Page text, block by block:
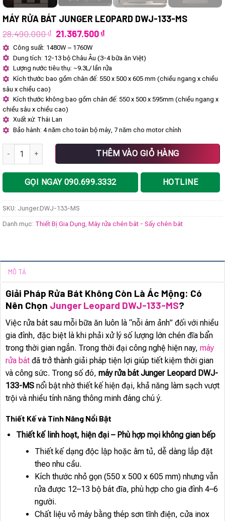
MÁY RỬA BÁT JUNGER LEOPARD DWJ-133-MS
28.490.000₫ Giá
là:
28.490.000 ₫.
21.367.500₫Giá
là:
21.367.500 ₫.
Công suất: 1480W – 1760W
Dung tích: 12-13 bộ Châu Âu (3-4 bữa ăn Việt)
Lượng nước tiêu thụ: ~9.3L/ lần rửa
Kích thước bao gồm chân đế: 550 x 500 x 605 mm (chiều ngang x chiều
sâu x chiều cao)
Kích thước không bao gồm chân đế: 550 x 500 x 595mm (chiều ngang x
chiều sâu x chiều cao)
Xuất xứ: Thái Lan
Bảo hành: 4 năm cho toàn bộ máy, 7 năm cho motor chính
Máy rửa bát Junger Leopard DWJ-133-MS số lượng
THÊM VÀO GIỎ HÀNG
GỌI NGAY 090.699.3332 HOTLINE
SKU: Junger.DWJ-133-MS
Danh mục: Thiết Bị Gia Dụng Máy rửa chén bát - Sấy chén bát
MÔ TẢ
Giải Pháp Rửa Bát Không Còn Là Ác Mộng: Có
Nên Chọn Junger Leopard DWJ-133-MS?
Việc rửa bát sau mỗi bữa ăn luôn là “nỗi ám ảnh” đối với nhiều
gia đình, đặc biệt là khi phải xử lý số lượng lớn chén đĩa bẩn
trong thời gian ngắn. Trong thời đại công nghệ hiện nay, máy
rửa bát đã trở thành giải pháp tiện lợi giúp tiết kiệm thời gian
và công sức. Trong số đó, máy rửa bát Junger Leopard DWJ-
133-MS nổi bật nhờ thiết kế hiện đại, khả năng làm sạch vượt
trội và nhiều tính năng thông minh đáng chú ý.
Thiết Kế và Tính Năng Nổi Bật
Thiết kế linh hoạt, hiện đại – Phù hợp mọi không gian bếp
Thiết kế dạng độc lập hoặc âm tủ, dễ dàng lắp đặt
theo nhu cầu.
Kích thước nhỏ gọn (550 x 500 x 605 mm) nhưng vẫn
rửa được 12–13 bộ bát đĩa, phù hợp cho gia đình 4–6
người.
Chất liệu vỏ máy bằng thép sơn tĩnh điện, cửa inox